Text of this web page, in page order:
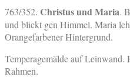
763/352. Christus und Maria.
und blickt gen Himmel. Maria
Orangefarbener Hintergrund.
Temperagemälde auf
Rahmen.